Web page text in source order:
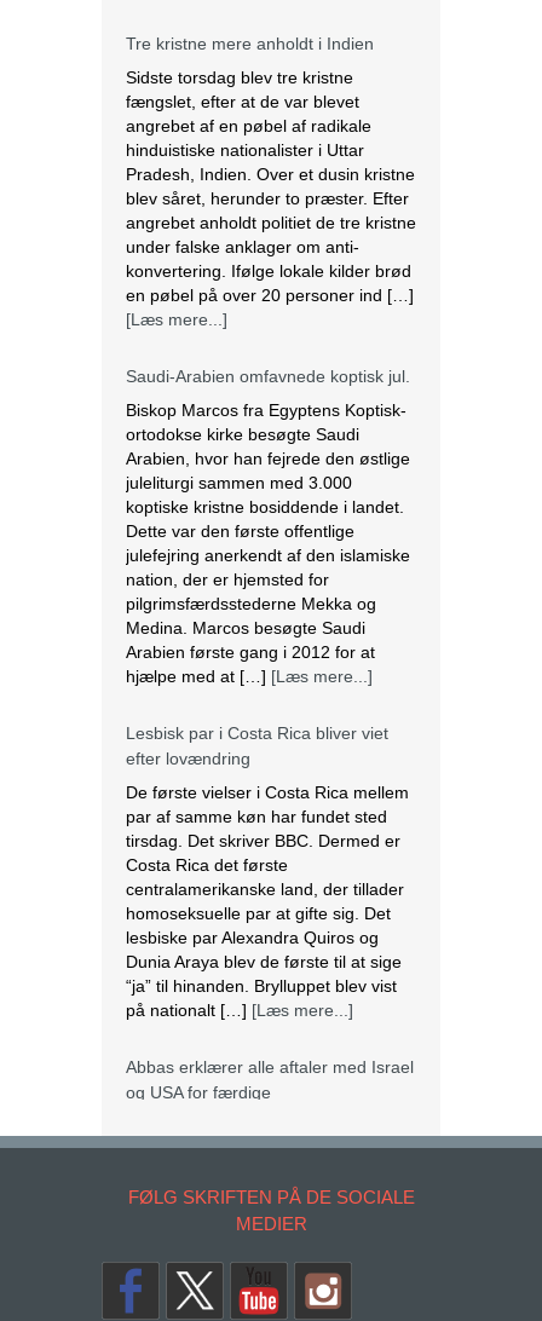
Tre kristne mere anholdt i Indien
Sidste torsdag blev tre kristne
fængslet, efter at de var blevet
angrebet af en pøbel af radikale
hinduistiske nationalister i Uttar
Pradesh, Indien. Over et dusin kristne
blev såret, herunder to præster. Efter
angrebet anholdt politiet de tre kristne
under falske anklager om anti-
konvertering. Ifølge lokale kilder brød
en pøbel på over 20 personer ind […]
[Læs mere...]
Saudi-Arabien omfavnede koptisk jul.
Biskop Marcos fra Egyptens Koptisk-
ortodokse kirke besøgte Saudi
Arabien, hvor han fejrede den østlige
juleliturgi sammen med 3.000
koptiske kristne bosiddende i landet.
Dette var den første offentlige
julefejring anerkendt af den islamiske
nation, der er hjemsted for
pilgrimsfærdsstederne Mekka og
Medina. Marcos besøgte Saudi
Arabien første gang i 2012 for at
hjælpe med at […] [Læs mere...]
Lesbisk par i Costa Rica bliver viet
efter lovændring
De første vielser i Costa Rica mellem
par af samme køn har fundet sted
tirsdag. Det skriver BBC. Dermed er
Costa Rica det første
centralamerikanske land, der tillader
homoseksuelle par at gifte sig. Det
lesbiske par Alexandra Quiros og
Dunia Araya blev de første til at sige
“ja” til hinanden. Brylluppet blev vist
på nationalt […] [Læs mere...]
Abbas erklærer alle aftaler med Israel
og USA for færdige
og forståelser med Israel og USA for
palæstinensiske præsident tirsdag
ifølge det palæstinensiske
Befrielsesorganisation (PLO) og
staten Palæstina er fra i dag fritaget
FØLG SKRIFTEN PÅ DE SOCIALE